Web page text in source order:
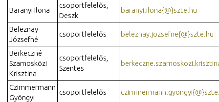
Baranyi Ilona
csoportfelelős,
Deszk
baranyi.ilona{@}szte.hu
Beleznay
Józsefné
csoportfelelős beleznay.jozsefne{@}szte.hu
Berkeczné
Szamosközi
Krisztina
csoportfelelős,
Szentes
Czimmermann
Gyöngyi
csoportfelelős